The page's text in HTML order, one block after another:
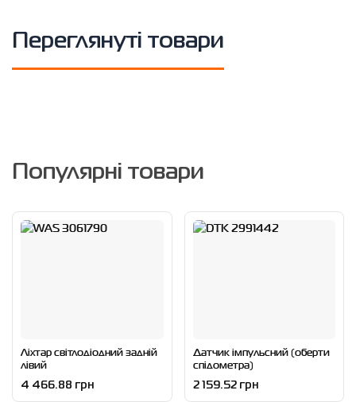
Переглянуті товари
Популярні товари
Ліхтар світлодіодний задній
лівий
4 466.88 грн
Датчик імпульсний (оберти
спідометра)
2 159.52 грн